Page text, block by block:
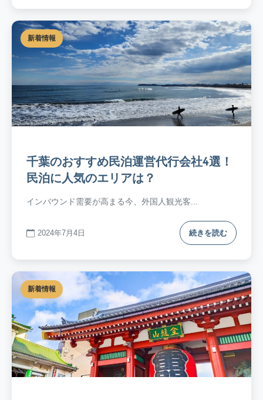
新着情報
千葉のおすすめ民泊運営代行会社4選！
民泊に人気のエリアは？
インバウンド需要が高まる今、外国人観光客...
2024年7月4日 続きを読む
新着情報